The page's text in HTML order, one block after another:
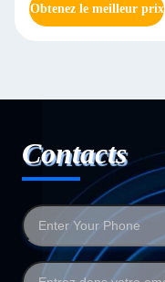
Obtenez le meilleur prix
Contacts